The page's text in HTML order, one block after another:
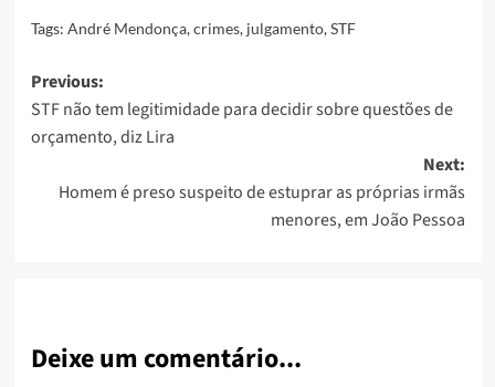
Tags: André Mendonça,crimes, julgamento,STF
Post
navigation
Previous:
STF não tem legitimidade para decidir sobre questões de
orçamento, diz Lira
Next:
Homem é preso suspeito de estuprar as próprias irmãs
menores, em João Pessoa
Deixe um comentário...